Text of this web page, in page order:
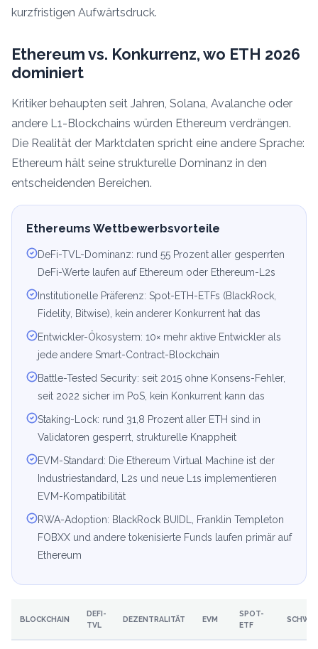
kurzfristigen Aufwärtsdruck.
Ethereum vs. Konkurrenz, wo ETH 2026
dominiert
Kritiker behaupten seit Jahren, Solana, Avalanche oder
andere L1-Blockchains würden Ethereum verdrängen.
Die Realität der Marktdaten spricht eine andere Sprache:
Ethereum hält seine strukturelle Dominanz in den
entscheidenden Bereichen.
Ethereums Wettbewerbsvorteile
DeFi-TVL-Dominanz: rund 55 Prozent aller gesperrten
DeFi-Werte laufen auf Ethereum oder Ethereum-L2s
Institutionelle Präferenz: Spot-ETH-ETFs (BlackRock,
Fidelity, Bitwise), kein anderer Konkurrent hat das
Entwickler-Ökosystem: 10× mehr aktive Entwickler als
jede andere Smart-Contract-Blockchain
Battle-Tested Security: seit 2015 ohne Konsens-Fehler,
seit 2022 sicher im PoS, kein Konkurrent kann das
Staking-Lock: rund 31,8 Prozent aller ETH sind in
Validatoren gesperrt, strukturelle Knappheit
EVM-Standard: Die Ethereum Virtual Machine ist der
Industriestandard, L2s und neue L1s implementieren
EVM-Kompatibilität
RWA-Adoption: BlackRock BUIDL, Franklin Templeton
FOBXX und andere tokenisierte Funds laufen primär auf
Ethereum
BLOCKCHAIN
DEFI-
TVL
DEZENTRALITÄT EVM
SPOT-
ETF